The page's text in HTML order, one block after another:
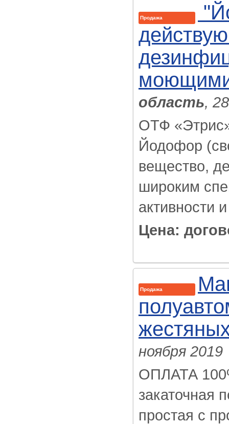
Продажа
область,
ОТФ
Йодофор
вещество,
широким
активности
Цена:
Продажа
ноября 2019
ОПЛАТА
закаточная
простая с